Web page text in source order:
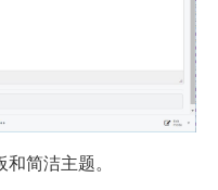
简洁主题。